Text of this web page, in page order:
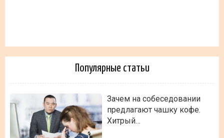
Популярные статьи
Зачем на собеседовании
предлагают чашку кофе.
Хитрый…